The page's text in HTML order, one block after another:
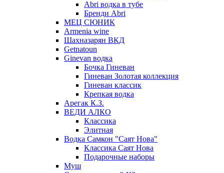
Abri водка в тубе
Бренди Abri
МЕЦ СЮНИК
Armenia wine
Шахназарян ВКД
Getnatoun
Ginevan водка
Бочка Гиневан
Гиневан Золотая коллекция
Гиневан классик
Крепкая водка
Арегак К.З.
ВЕДИ АЛКО
Классика
Элитная
Водка Самкон "Саят Нова"
Классика Саят Нова
Подарочные наборы
Муш